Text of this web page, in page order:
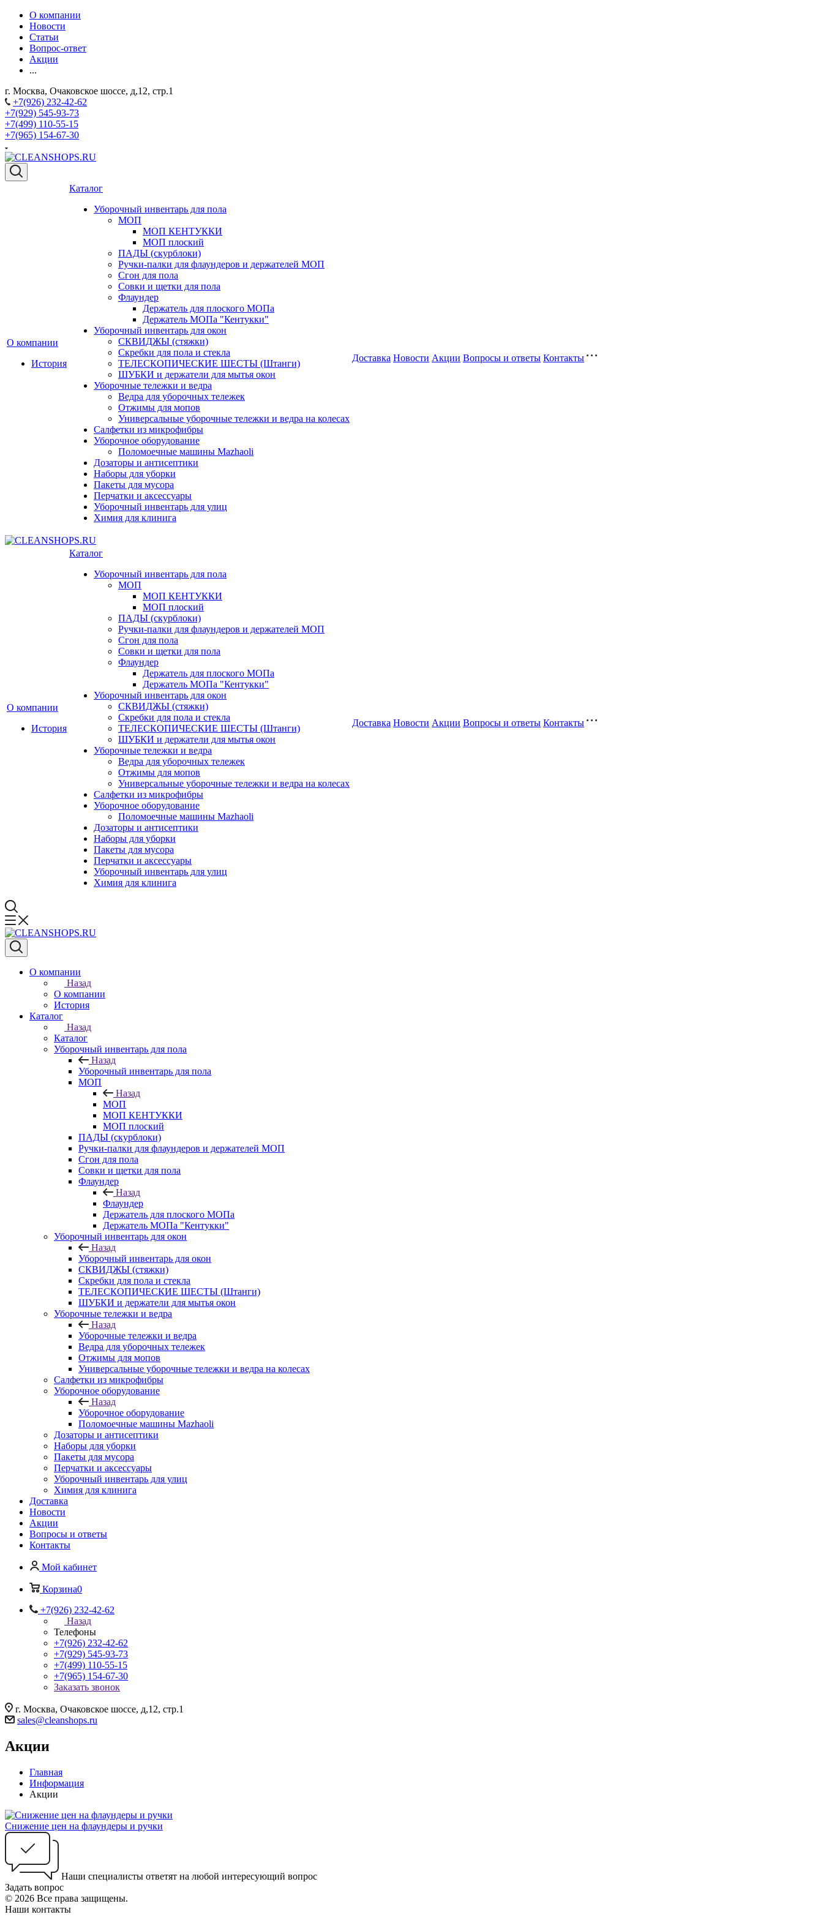
О компании
Новости
Статьи
Вопрос-ответ
Акции
...
г. Москва, Очаковское шоссе, д,12, стр.1
+7(926) 232-42-62
+7(929) 545-93-73
+7(499) 110-55-15
+7(965) 154-67-30
О компании
История
Каталог
Уборочный инвентарь для пола
МОП
МОП КЕНТУККИ
МОП плоский
ПАДЫ (скурблоки)
Ручки-палки для флаундеров и держателей МОП
Сгон для пола
Совки и щетки для пола
Флаундер
Держатель для плоского МОПа
Держатель МОПа "Кентукки"
Уборочный инвентарь для окон
СКВИДЖЫ (стяжки)
Скребки для пола и стекла
ТЕЛЕСКОПИЧЕСКИЕ ШЕСТЫ (Штанги)
ШУБКИ и держатели для мытья окон
Уборочные тележки и ведра
Ведра для уборочных тележек
Отжимы для мопов
Универсальные уборочные тележки и ведра на колесах
Салфетки из микрофибры
Уборочное оборудование
Поломоечные машины Mazhaoli
Дозаторы и антисептики
Наборы для уборки
Пакеты для мусора
Перчатки и аксессуары
Уборочный инвентарь для улиц
Химия для клинига
Доставка Новости Акции Вопросы и ответы Контакты
О компании
История
Каталог
Уборочный инвентарь для пола
МОП
МОП КЕНТУККИ
МОП плоский
ПАДЫ (скурблоки)
Ручки-палки для флаундеров и держателей МОП
Сгон для пола
Совки и щетки для пола
Флаундер
Держатель для плоского МОПа
Держатель МОПа "Кентукки"
Уборочный инвентарь для окон
СКВИДЖЫ (стяжки)
Скребки для пола и стекла
ТЕЛЕСКОПИЧЕСКИЕ ШЕСТЫ (Штанги)
ШУБКИ и держатели для мытья окон
Уборочные тележки и ведра
Ведра для уборочных тележек
Отжимы для мопов
Универсальные уборочные тележки и ведра на колесах
Салфетки из микрофибры
Уборочное оборудование
Поломоечные машины Mazhaoli
Дозаторы и антисептики
Наборы для уборки
Пакеты для мусора
Перчатки и аксессуары
Уборочный инвентарь для улиц
Химия для клинига
Доставка Новости Акции Вопросы и ответы Контакты
О компании
Назад
О компании
История
Каталог
Назад
Каталог
Уборочный инвентарь для пола
Назад
Уборочный инвентарь для пола
МОП
Назад
МОП
МОП КЕНТУККИ
МОП плоский
ПАДЫ (скурблоки)
Ручки-палки для флаундеров и держателей МОП
Сгон для пола
Совки и щетки для пола
Флаундер
Назад
Флаундер
Держатель для плоского МОПа
Держатель МОПа "Кентукки"
Уборочный инвентарь для окон
Назад
Уборочный инвентарь для окон
СКВИДЖЫ (стяжки)
Скребки для пола и стекла
ТЕЛЕСКОПИЧЕСКИЕ ШЕСТЫ (Штанги)
ШУБКИ и держатели для мытья окон
Уборочные тележки и ведра
Назад
Уборочные тележки и ведра
Ведра для уборочных тележек
Отжимы для мопов
Универсальные уборочные тележки и ведра на колесах
Салфетки из микрофибры
Уборочное оборудование
Назад
Уборочное оборудование
Поломоечные машины Mazhaoli
Дозаторы и антисептики
Наборы для уборки
Пакеты для мусора
Перчатки и аксессуары
Уборочный инвентарь для улиц
Химия для клинига
Доставка
Новости
Акции
Вопросы и ответы
Контакты
Мой кабинет
Корзина0
+7(926) 232-42-62
Назад
Телефоны
+7(926) 232-42-62
+7(929) 545-93-73
+7(499) 110-55-15
+7(965) 154-67-30
Заказать звонок
г. Москва, Очаковское шоссе, д,12, стр.1
sales@cleanshops.ru
Акции
Главная
Информация
Акции
Снижение цен на флаундеры и ручки
Наши специалисты ответят на любой интересующий вопрос
Задать вопрос
© 2026 Все права защищены.
Наши контакты